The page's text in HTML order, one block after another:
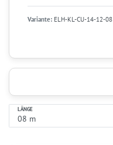
Variante: ELH-KL-CU-14-12-08
LÄNGE